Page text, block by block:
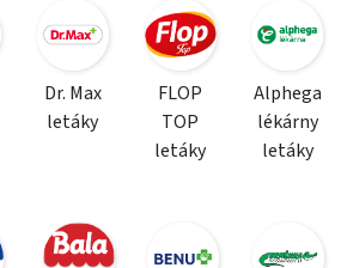
Dr. Max
letáky
FLOP
TOP
letáky
Alphega
lékárny
letáky